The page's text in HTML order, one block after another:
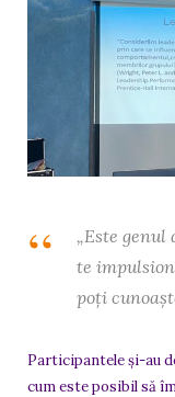
„Este
te
poți
Participantele și-au
cum este posibil să